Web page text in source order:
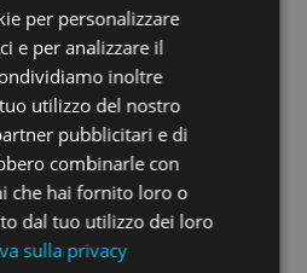
del progetto.
l’obiettivo massimo
compiere un ulteriore
i prototipi definitivi
demo, rendendo il
operativo. Con i
ai principali
ufficialmente la
al mondo. Questo
per personalizzare
e per analizzare il
inoltre
utilizzo del nostro
pubblicitari e di
combinarle con
che hai fornito loro o
dal tuo utilizzo dei loro
sulla privacy